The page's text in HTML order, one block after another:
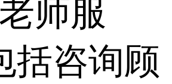
师服
括咨询顾